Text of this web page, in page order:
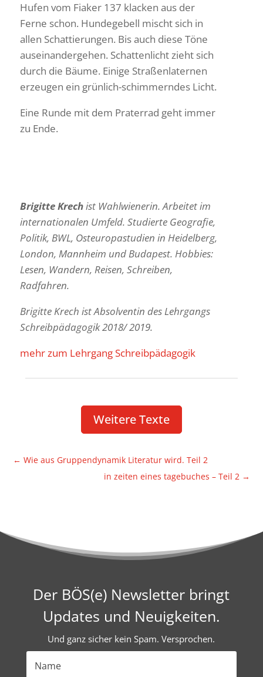
Hufen vom Fiaker 137 klacken aus der
Ferne schon. Hunde­ge­bell mischt sich in
allen Schat­tie­rungen. Bis auch diese Töne
ausein­an­der­gehen. Schat­ten­licht zieht sich
durch die Bäume. Einige Stra­ßen­la­ternen
erzeugen ein grün­lich-schim­merndes Licht.
Eine Runde mit dem Praterrad geht immer
zu Ende.
Brigitte Krechist Wahl­wi­e­nerin. Arbeitet im
inter­na­tio­nalen Umfeld. Studierte Geografie,
Politik, BWL, Osteu­ro­pa­stu­dien in Heidel­berg,
London, Mann­heim und Buda­pest. Hobbies:
Lesen, Wandern, Reisen, Schreiben,
Radfahren.
Brigitte Krech ist Absol­ventin des Lehr­gangs
Schreib­päda­gogik 2018/ 2019.
mehr zum Lehr­gang Schreibpädagogik
Weitere Texte
←Wie aus Grup­pen­dy­namik Lite­ratur wird. Teil 2
in zeiten eines tage­bu­ches – Teil 2→
Der BÖS(e) Newsletter bringt
Updates und Neuigkeiten.
Und ganz sicher kein Spam. Versprochen.